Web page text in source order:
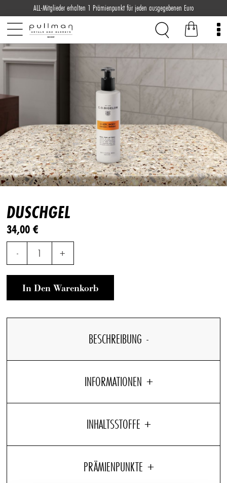
ALL-Mitglieder erhalten 1 Prämienpunkt für jeden ausgegebenen Euro
DUSCHGEL
34,00 €
- 1 +
In Den Warenkorb
BESCHREIBUNG
INFORMATIONEN
INHALTSSTOFFE